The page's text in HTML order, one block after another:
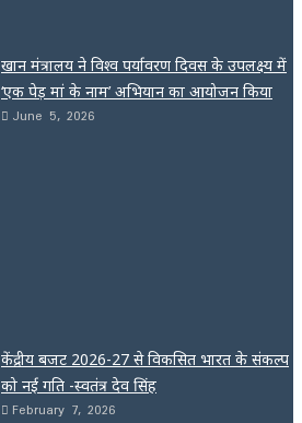
खान मंत्रालय ने विश्व पर्यावरण दिवस के उपलक्ष्य में
‘एक पेड़ मां के नाम’ अभियान का आयोजन किया
June 5, 2026
केंद्रीय बजट 2026-27 से विकसित भारत के संकल्प
को नई गति -स्वतंत्र देव सिंह
February 7, 2026